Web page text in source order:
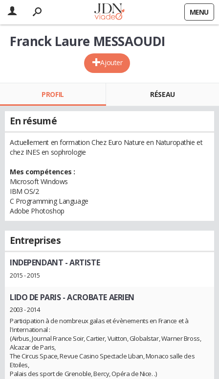
MENU
Ajouter
Franck Laure MESSAOUDI
PROFIL RÉSEAU
En résumé
Actuellement en formation Chez Euro Nature en Naturopathie et
chez INES en sophrologie
Mes compétences :
Microsoft Windows
IBM OS/2
C Programming Language
Adobe Photoshop
Entreprises
INDEPENDANT - ARTISTE
2015 - 2015
LIDO DE PARIS- ACROBATE AERIEN
2003 - 2014
Participation à de nombreux galas et évènements en France et à
l'international :
(Airbus, Journal France Soir, Cartier, Vuitton, Globalstar, Warner Bross,
Alcazar de Paris,
The Circus Space, Revue Casino Spectacle Liban, Monaco salle des
Etoiles,
Palais des sport de Grenoble, Bercy, Opéra de Nice. .)